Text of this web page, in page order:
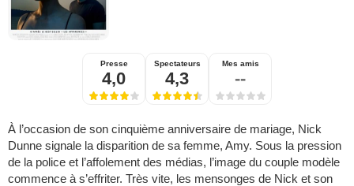
Presse
4,0
Spectateurs
4,3
Mes amis
--
À l’occasion de son cinquième anniversaire de mariage, Nick
Dunne signale la disparition de sa femme, Amy. Sous la pression
de la police et l’affolement des médias, l’image du couple modèle
commence à s’effriter. Très vite, les mensonges de Nick et son